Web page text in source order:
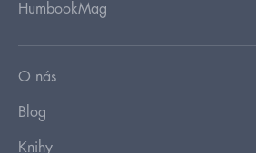
HumbookMag
O nás
Blog
Knihy